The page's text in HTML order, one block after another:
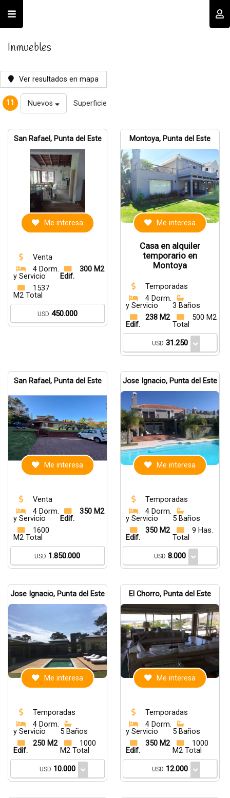
Recordar datos
INGRESAR
Olvidé mi clave Registro
Inmuebles
Ver resultados en mapa
11 Nuevos Superficie
San Rafael, Punta del Este
Me interesa
Venta
4 Dorm.
y Servicio
300 M2
Edif.
1537
M2 Total
USD 450.000
Montoya, Punta del Este
Me interesa
Casa en alquiler
temporario en
Montoya
Temporadas
4 Dorm.
y Servicio
3 Baños
238 M2
Edif.
500 M2
Total
USD 31.250
San Rafael, Punta del Este
Me interesa
Venta
4 Dorm.
y Servicio
350 M2
Edif.
1600
M2 Total
USD 1.850.000
Jose Ignacio, Punta del Este
Me interesa
Temporadas
4 Dorm.
y Servicio
5 Baños
350 M2
Edif.
9 Has.
Total
USD 8.000
Jose Ignacio, Punta del Este
Me interesa
Temporadas
4 Dorm.
y Servicio
5 Baños
250 M2
Edif.
1000
M2 Total
USD 10.000
El Chorro, Punta del Este
Me interesa
Temporadas
4 Dorm.
y Servicio
5 Baños
350 M2
Edif.
1000
M2 Total
USD 12.000